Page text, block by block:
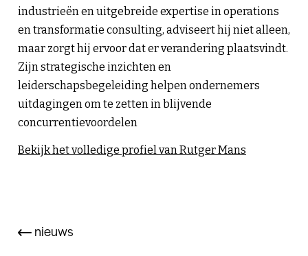
industrieën en uitgebreide expertise in operations
en transformatie consulting, adviseert hij niet alleen,
maar zorgt hij ervoor dat er verandering plaatsvindt.
Zijn strategische inzichten en
leiderschapsbegeleiding helpen ondernemers
uitdagingen om te zetten in blijvende
concurrentievoordelen
Bekijk het volledige profiel van Rutger Mans
nieuws